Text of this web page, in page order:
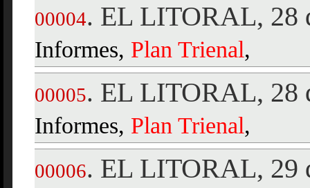
00004. EL LITORAL, 28
Informes, Plan Trienal,
00005. EL LITORAL, 28
Informes, Plan Trienal,
00006. EL LITORAL, 29